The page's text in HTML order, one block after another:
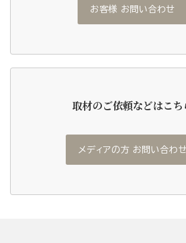
お客様 お問い合わせ
取材のご依頼などはこち
メディアの方 お問い合わせ